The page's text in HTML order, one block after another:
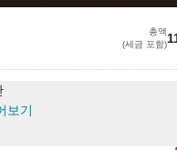
함 (체크아웃은 오후 12시까
20,700 JPY
총액
(세금 포함)
보기